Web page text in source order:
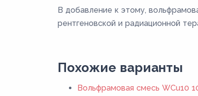
В добавление к этому,
рентгеновской и радиационной
Похожие варианты
Вольфрамовая смесь WCu10